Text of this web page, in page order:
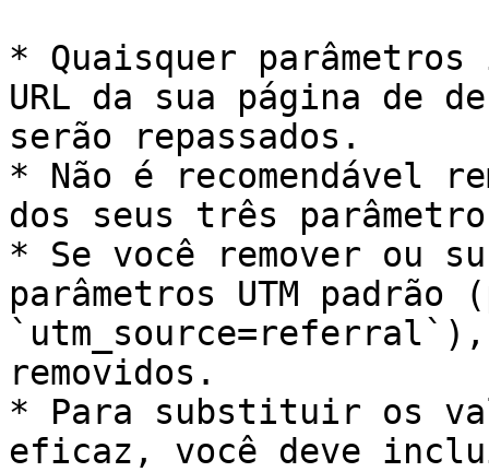
* Quaisquer
URL da sua página de
serão repassados.
* Não é recomendável
dos seus três
* Se você remover ou
parâmetros UTM padrão
removidos.
* Para substituir os
eficaz, você deve